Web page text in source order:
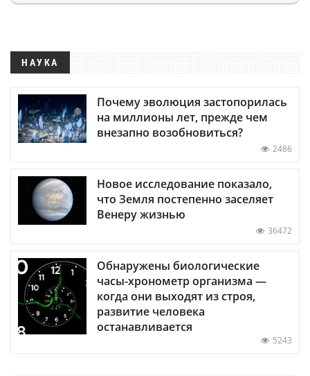
НАУКА
Почему эволюция застопорилась
на миллионы лет, прежде чем
внезапно возобновиться?
2486
Новое исследование показало,
что Земля постепенно заселяет
Венеру жизнью
36472
Обнаружены биологические
часы-хронометр организма —
когда они выходят из строя,
развитие человека
останавливается
5243